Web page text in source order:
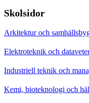
Skolsidor
Arkitektur och
Elektroteknik och
Industriell teknik och
Kemi, bioteknologi och